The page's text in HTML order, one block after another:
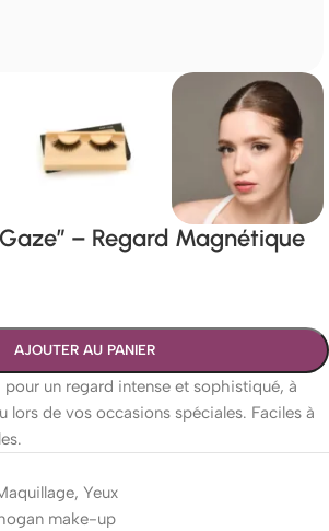
– Regard Magnétique
AJOUTER AU PANIER
pour un regard intense et sophistiqué, à
lors de vos occasions spéciales. Faciles à
, Yeux
make-up